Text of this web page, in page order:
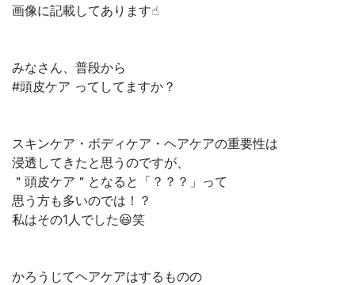
画像に記載してあります☝︎
みなさん、普段から
#頭皮ケア ってしてますか？
スキンケア・ボディケア・ヘアケアの重要性は
浸透してきたと思うのですが、
＂頭皮ケア＂となると「？？？」って
思う方も多いのでは！？
私はその1人でした😃笑
かろうじてヘアケアはするものの